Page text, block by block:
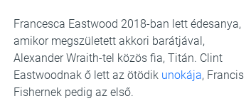
Francesca Eastwood 2018-ban lett édesanya,
amikor megszületett akkori barátjával,
Alexander Wraith-tel közös fia, Titán. Clint
Eastwoodnak ő lett az ötödik unokája, Francis
Fishernek pedig az első.